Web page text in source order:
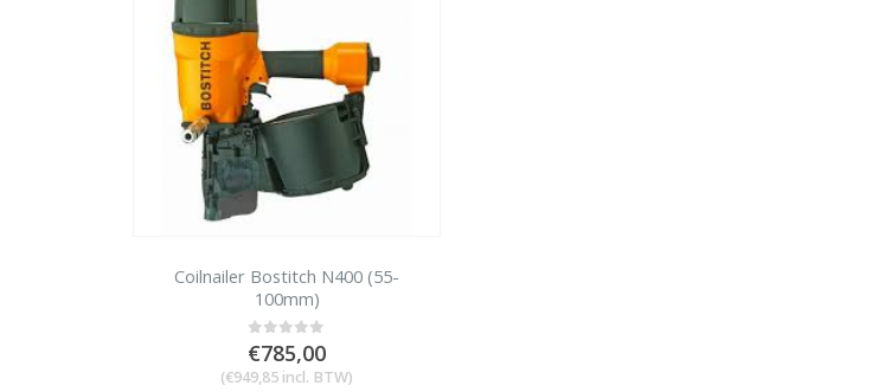
Coilnailer Bostitch N400 (55-
100mm)
0out of 5
€785,00
(€949,85 incl. BTW)